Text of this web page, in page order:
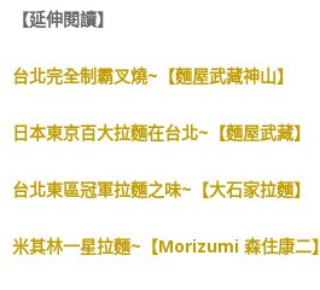
【延伸閱讀】
台北完全制霸叉燒~【麵屋武藏神山】
日本東京百大拉麵在台北~【麵屋武藏】
台北東區冠軍拉麵之味~【大石家拉麵】
米其林一星拉麵~【Morizumi 森住康二】